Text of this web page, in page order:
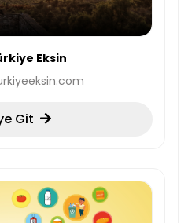
Eksin
Git